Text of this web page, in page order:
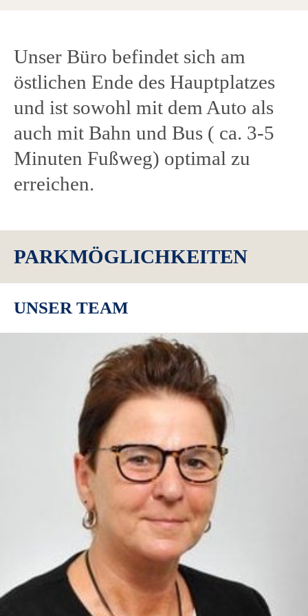
Gutscheine.
Unser Büro befindet sich am
östlichen Ende des Hauptplatzes
und ist sowohl mit dem Auto als
auch mit Bahn und Bus ( ca. 3-5
Minuten Fußweg) optimal zu
erreichen.
PARKMÖGLICHKEITEN
UNSER TEAM